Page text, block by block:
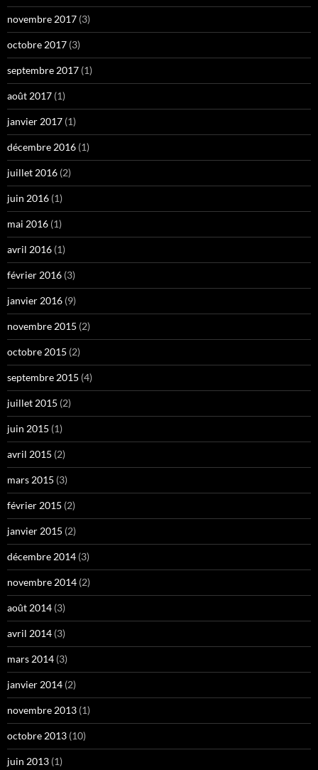
novembre 2017 (3)
octobre 2017 (3)
septembre 2017 (1)
août 2017 (1)
janvier 2017 (1)
décembre 2016 (1)
juillet 2016 (2)
juin 2016 (1)
mai 2016 (1)
avril 2016 (1)
février 2016 (3)
janvier 2016 (9)
novembre 2015 (2)
octobre 2015 (2)
septembre 2015 (4)
juillet 2015 (2)
juin 2015 (1)
avril 2015 (2)
mars 2015 (3)
février 2015 (2)
janvier 2015 (2)
décembre 2014 (3)
novembre 2014 (2)
août 2014 (3)
avril 2014 (3)
mars 2014 (3)
janvier 2014 (2)
novembre 2013 (1)
octobre 2013 (10)
juin 2013 (1)